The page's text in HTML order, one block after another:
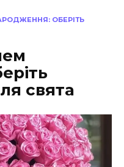
ОБЕРІТЬ
свята